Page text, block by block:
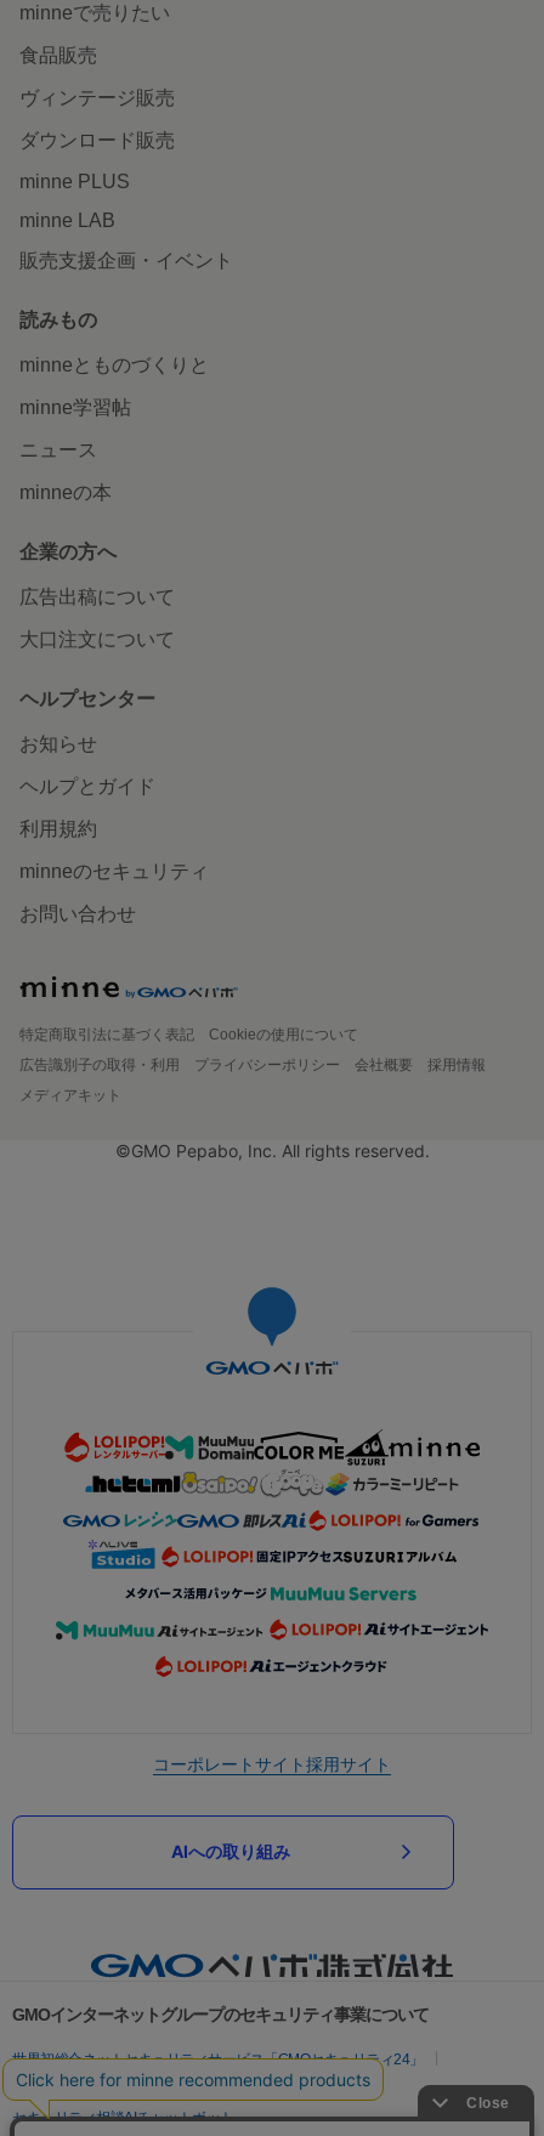
minneで売りたい
食品販売
ヴィンテージ販売
ダウンロード販売
minne PLUS
minne LAB
販売支援企画・イベント
読みもの
minneとものづくりと
minne学習帖
ニュース
minneの本
企業の方へ
広告出稿について
大口注文について
ヘルプセンター
お知らせ
ヘルプとガイド
利用規約
minneのセキュリティ
お問い合わせ
特定商取引法に基づく表記
Cookieの使用について
広告識別子の取得・利用
プライバシーポリシー 会社概要
採用情報
メディアキット
©GMO Pepabo, Inc. All rights reserved.
コーポレートサイト採用サイト
AIへの取り組み
GMOインターネットグループのセキュリティ事業について
世界初総合ネットセキュリティサービス「GMOセキュリティ24」
パスワード漏洩診断
Webサイトリスク診断
セキュリティ相談AIチャットボット